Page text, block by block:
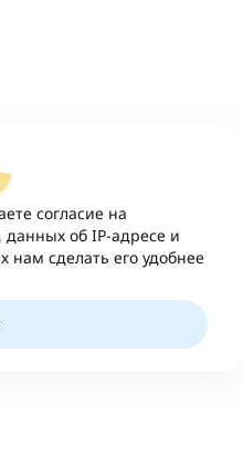
согласие на
данных об IP-адресе и
сделать его удобнее